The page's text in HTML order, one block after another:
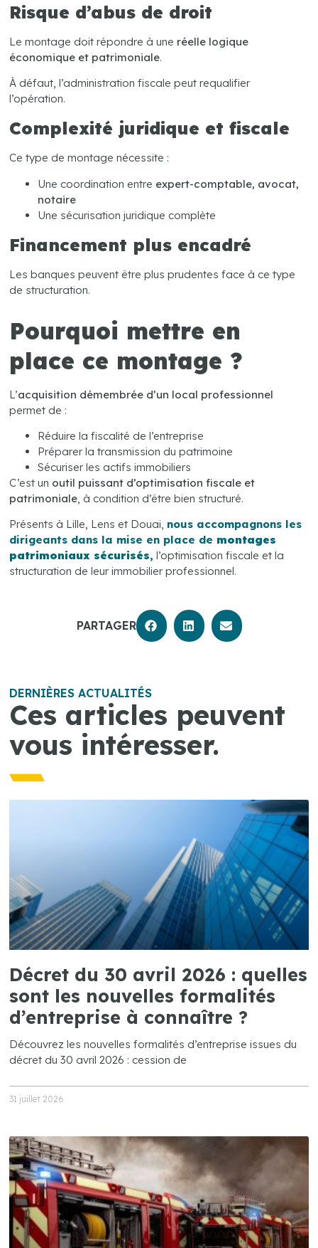
Risque d’abus de droit
Le montage doit répondre à une réelle logique
économique et patrimoniale.
À défaut, l’administration fiscale peut requalifier
l’opération.
Complexité juridique et fiscale
Ce type de montage nécessite :
Une coordination entre expert-comptable, avocat,
notaire
Une sécurisation juridique complète
Financement plus encadré
Les banques peuvent être plus prudentes face à ce type
de structuration.
Pourquoi mettre en
place ce montage ?
L’acquisition démembrée d’un local professionnel
permet de :
Réduire la fiscalité de l’entreprise
Préparer la transmission du patrimoine
Sécuriser les actifs immobiliers
C’est un outil puissant d’optimisation fiscale et
patrimoniale, à condition d’être bien structuré.
Présents à Lille, Lens et Douai, nous accompagnons les
dirigeants dans la mise en place de montages
patrimoniaux sécurisés, l’optimisation fiscale et la
structuration de leur immobilier professionnel.
PARTAGER
DERNIÈRES ACTUALITÉS
Ces articles peuvent
vous intéresser.
Décret du 30 avril 2026 : quelles
sont les nouvelles formalités
d’entreprise à connaître ?
Découvrez les nouvelles formalités d’entreprise issues du
décret du 30 avril 2026 : cession de
31 juillet 2026